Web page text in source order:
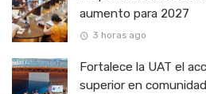
aumento para 2027
3 horas ago
Fortalece la UAT el
superior en